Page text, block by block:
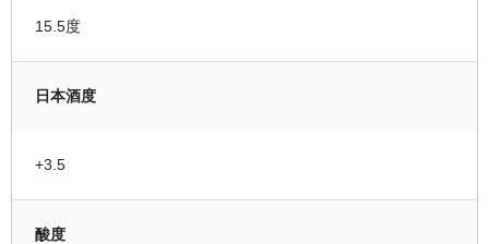
15.5度
日本酒度
+3.5
酸度